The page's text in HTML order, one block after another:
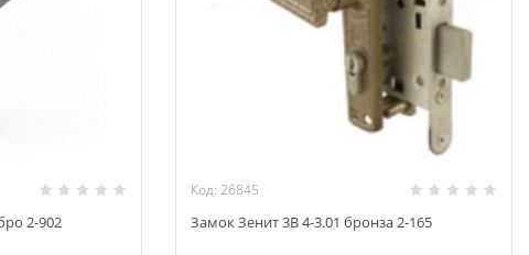
2-902
Код: 26845
Замок Зенит 3В 4-3.01 бронза 2-165